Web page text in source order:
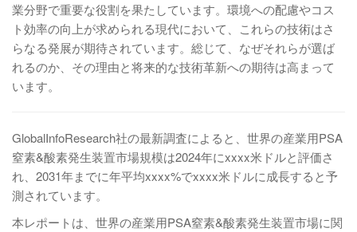
業分野で重要な役割を果たしています。環境への配慮やコス
ト効率の向上が求められる現代において、これらの技術はさ
らなる発展が期待されています。総じて、なぜそれらが選ば
れるのか、その理由と将来的な技術革新への期待は高まって
います。
GlobalInfoResearch社の最新調査によると、世界の産業用PSA
窒素&酸素発生装置市場規模は2024年にxxxx米ドルと評価さ
れ、2031年までに年平均xxxx%でxxxx米ドルに成長すると予
測されています。
本レポートは、世界の産業用PSA窒素&酸素発生装置市場に関